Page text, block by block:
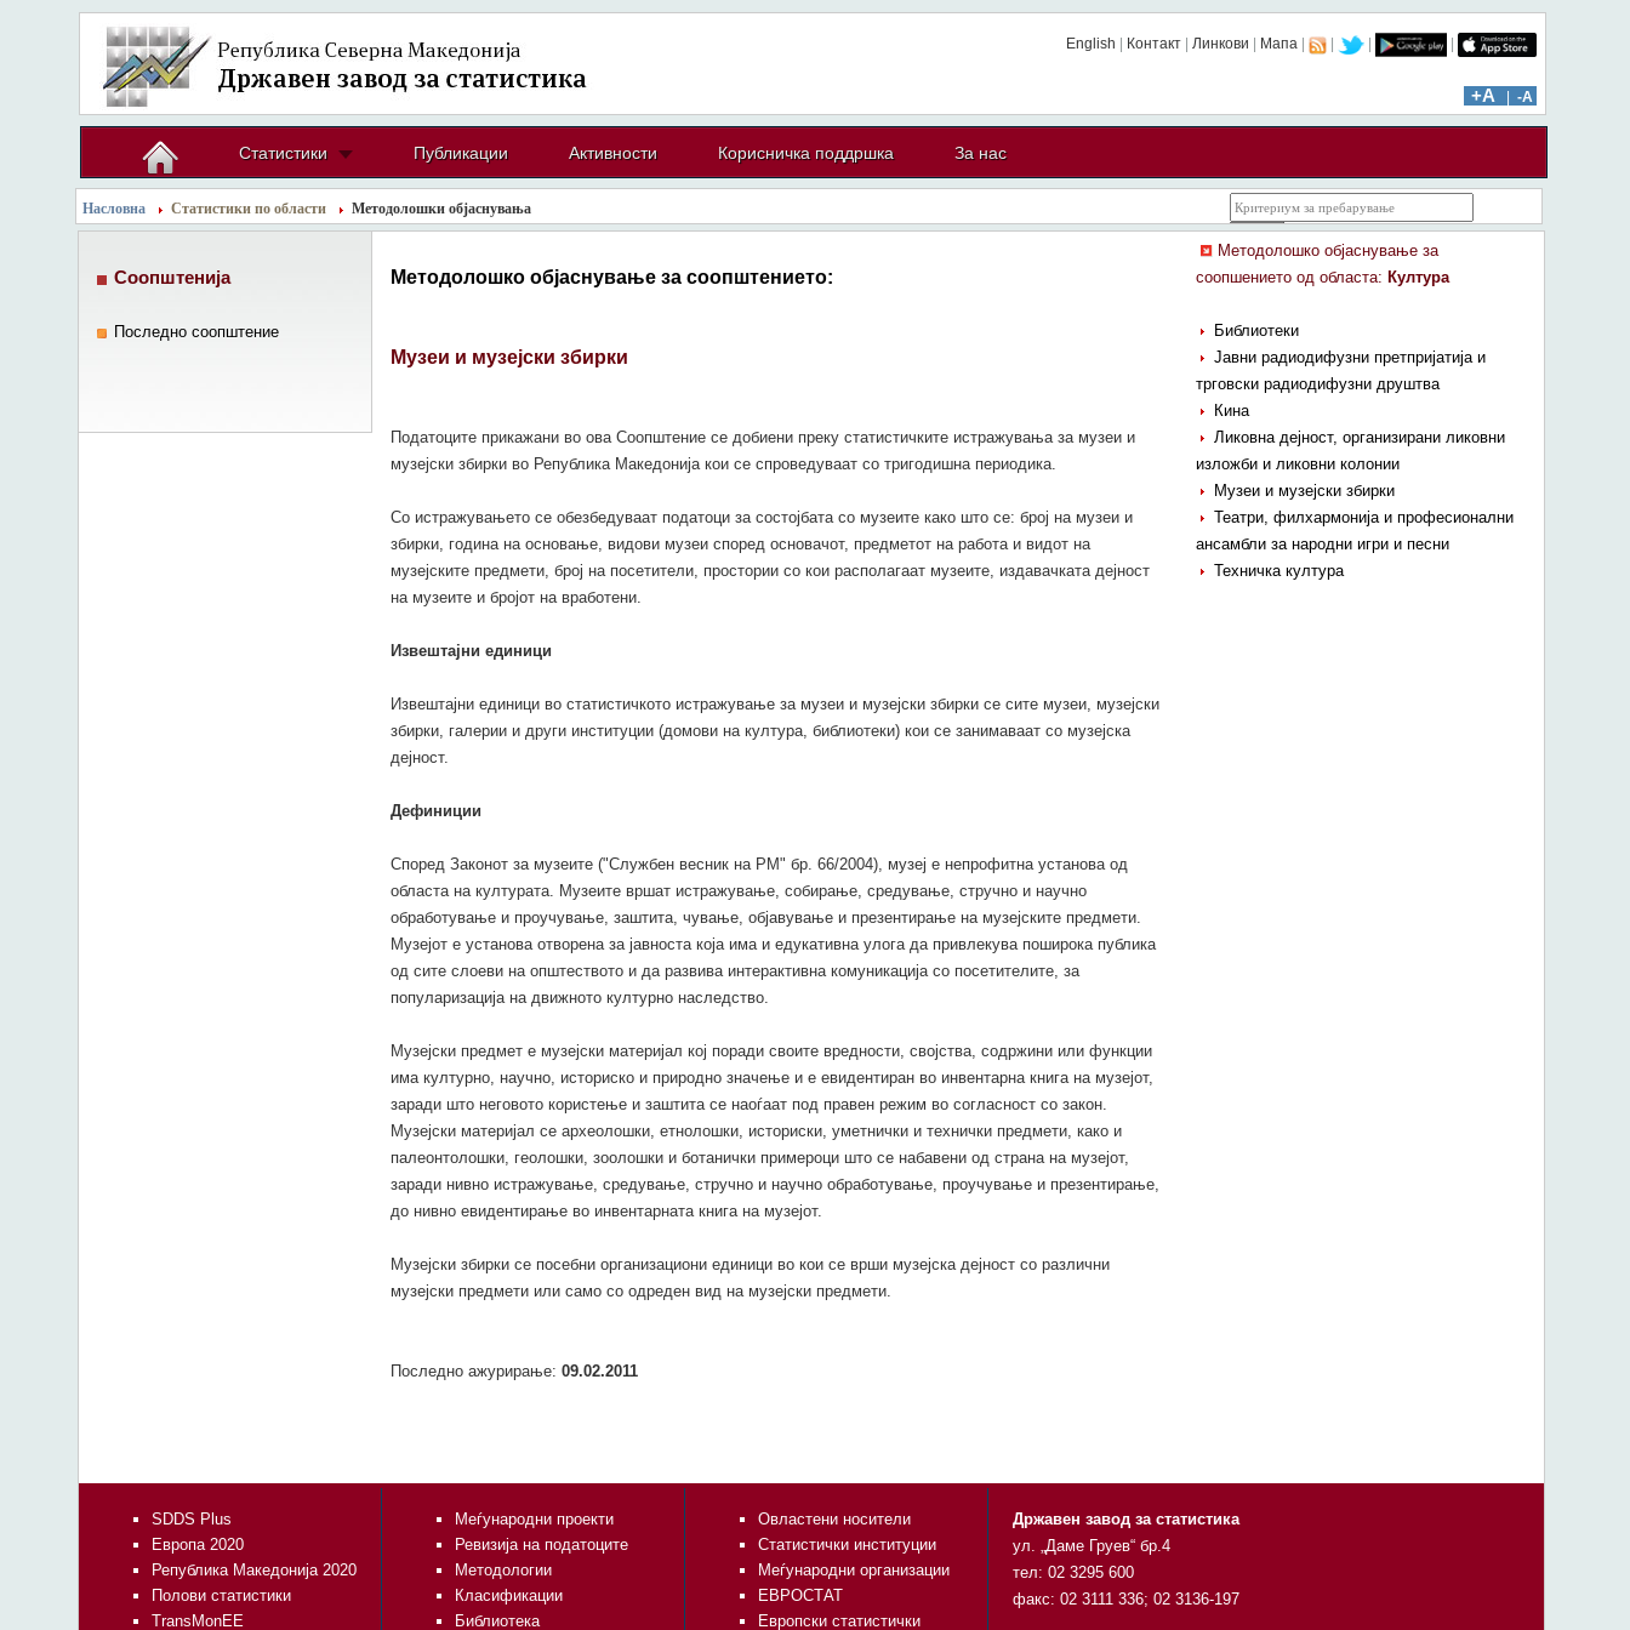
English Контакт |Линкови Мапа |
+A -A
Статистики Публикации Активности Корисничка поддршка За нас
Насловна Статистики по области Методолошки објаснувања
Методолошко објаснување за соопштението:
Музеи и музејски збирки
Податоците прикажани во ова Соопштение се добиени преку статистичките истражувања за музеи и
музејски збирки во Република Македонија кои се спроведуваат со тригодишна периодика.
Со истражувањето се обезбедуваат податоци за состојбата со музеите како што се: број на музеи и
збирки, година на основање, видови музеи според основачот, предметот на работа и видот на
музејските предмети, број на посетители, простории со кои располагаат музеите, издавачката дејност
на музеите и бројот на вработени.
Извештајни единици
Извештајни единици во статистичкото истражување за музеи и музејски збирки се сите музеи, музејски
збирки, галерии и други институции (домови на култура, библиотеки) кои се занимаваат со музејска
дејност.
Дефиниции
Според Законот за музеите ("Службен весник на РМ" бр. 66/2004), музеј е непрофитна установа од
областа на културата. Музеите вршат истражување, собирање, средување, стручно и научно
обработување и проучување, заштита, чување, објавување и презентирање на музејските предмети.
Музејот е установа отворена за јавноста која има и едукативна улога да привлекува поширока публика
од сите слоеви на општеството и да развива интерактивна комуникација со посетителите, за
популаризација на движното културно наследство.
Музејски предмет е музејски материјал кој поради своите вредности, својства, содржини или функции
има културно, научно, историско и природно значење и е евидентиран во инвентарна книга на музејот,
заради што неговото користење и заштита се наоѓаат под правен режим во согласност со закон.
Музејски материјал се археолошки, етнолошки, историски, уметнички и технички предмети, како и
палеонтолошки, геолошки, зоолошки и ботанички примероци што се набавени од страна на музејот,
заради нивно истражување, средување, стручно и научно обработување, проучување и презентирање,
до нивно евидентирање во инвентарната книга на музејот.
Музејски збирки се посебни организациони единици во кои се врши музејска дејност со различни
музејски предмети или само со одреден вид на музејски предмети.
Последно ажурирање: 09.02.2011
Соопштенија
Последно соопштение
Методолошко објаснување за
соопшението од областа: Култура
Библиотеки
Јавни радиодифузни претпријатија и
трговски радиодифузни друштва
Кина
Ликовна дејност, организирани ликовни
изложби и ликовни колонии
Музеи и музејски збирки
Театри, филхармониja и професионални
ансамбли за народни игри и песни
Техничка култура
SDDS Plus
Европа 2020
Република Македонија 2020
Полови статистики
TransMonEE
Меѓународни проекти
Ревизија на податоците
Методологии
Класификации
Библиотека
Овластени носители
Статистички институции
Меѓународни организации
ЕВРОСТАТ
Европски статистички
Државен завод за статистика
ул. „Даме Груев“ бр.4
тел: 02 3295 600
факс: 02 3111 336; 02 3136-197